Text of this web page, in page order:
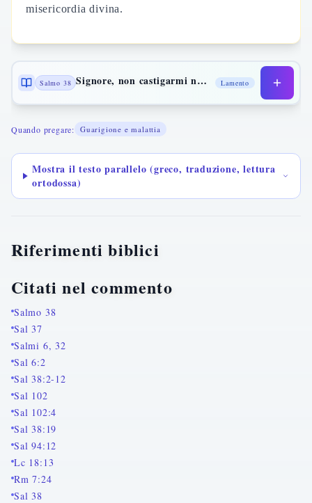
misericordia divina.
Salmo 38 Signore, non castigarmi nel tuo sdegno Lamento
Quando pregare: Guarigione e malattia
Mostra il testo parallelo (greco, traduzione, lettura
ortodossa)
Riferimenti biblici
Citati nel commento
Salmo 38
Sal 37
Salmi 6, 32
Sal 6:2
Sal 38:2-12
Sal 102
Sal 102:4
Sal 38:19
Sal 94:12
Lc 18:13
Rm 7:24
Sal 38